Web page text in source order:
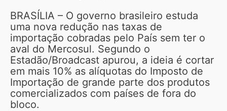
BRASÍLIA – O governo brasileiro estuda
uma nova redução nas taxas de
importação cobradas pelo País sem ter o
aval do Mercosul. Segundo o
Estadão/Broadcast apurou, a ideia é cortar
em mais 10% as alíquotas do Imposto de
Importação de grande parte dos produtos
comercializados com países de fora do
bloco.